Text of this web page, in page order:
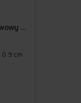
Filtr aluminiowy 3-warstwowy APF1011
0.9 cm